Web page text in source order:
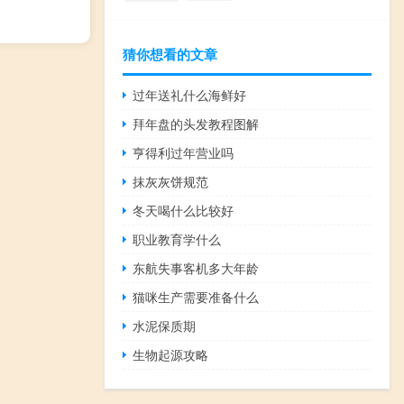
猜你想看的文章
过年送礼什么海鲜好
拜年盘的头发教程图解
亨得利过年营业吗
抹灰灰饼规范
冬天喝什么比较好
职业教育学什么
东航失事客机多大年龄
猫咪生产需要准备什么
水泥保质期
生物起源攻略